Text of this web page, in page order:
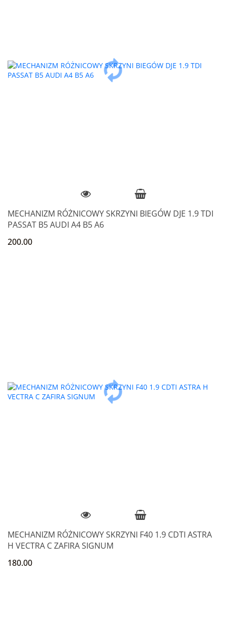
MECHANIZM RÓŻNICOWY SKRZYNI BIEGÓW DJE 1.9 TDI
PASSAT B5 AUDI A4 B5 A6
200.00
MECHANIZM RÓŻNICOWY SKRZYNI F40 1.9 CDTI ASTRA
H VECTRA C ZAFIRA SIGNUM
180.00